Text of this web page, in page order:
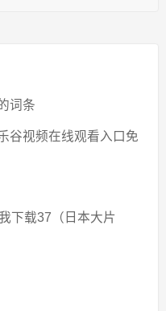
词条
谷视频在线观看入口免
下载37（日本大片